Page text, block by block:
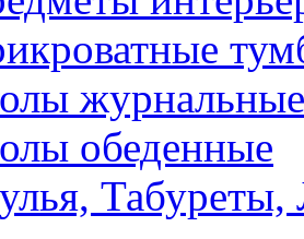
журнальные
обеденные
Табуреты,